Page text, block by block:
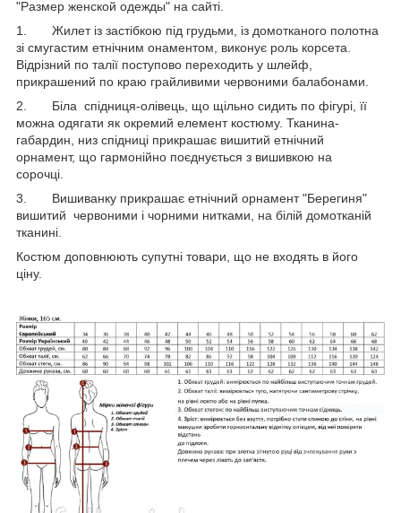
"Размер женской одежды" на сайті.
1. Жилет із застібкою під грудьми, із домотканого полотна
зі смугастим етнічним онаментом, виконує роль корсета.
Відрізний по талії поступово переходить у шлейф,
прикрашений по краю грайливими червоними балабонами.
2. Біла спідниця-олівець, що щільно сидить по фігурі, її
можна одягати як окремий елемент костюму. Тканина-
габардин, низ спідниці прикрашає вишитий етнічний
орнамент, що гармонійно поєднується з вишивкою на
сорочці.
3. Вишиванку прикрашає етнічний орнамент "Берегиня"
вишитий червоними і чорними нитками, на білій домотканій
тканині.
Костюм доповнюють супутні товари, що не входять в його
ціну.